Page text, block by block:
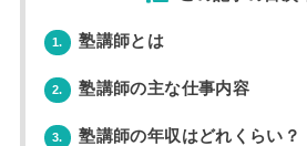
1. 塾講師とは
2. 塾講師の主な仕事内容
3. 塾講師の年収はどれくらい？